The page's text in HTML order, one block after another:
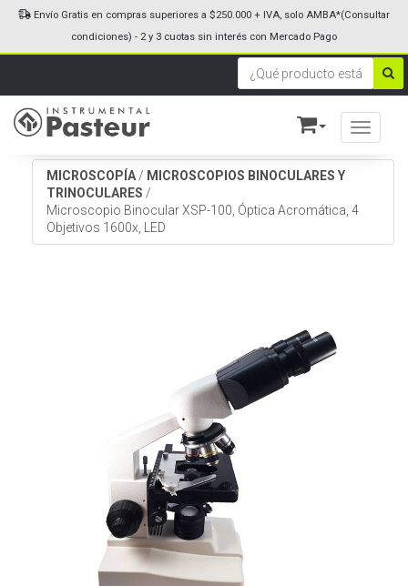
Toggle
Envío Gratis en compras superiores a $250.000 + IVA, solo AMBA*(Consultar
condiciones) - 2 y 3 cuotas sin interés con Mercado Pago
MICROSCOPÍA / MICROSCOPIOS BINOCULARES Y
TRINOCULARES /
Microscopio Binocular XSP-100, Óptica Acromática, 4
Objetivos 1600x, LED